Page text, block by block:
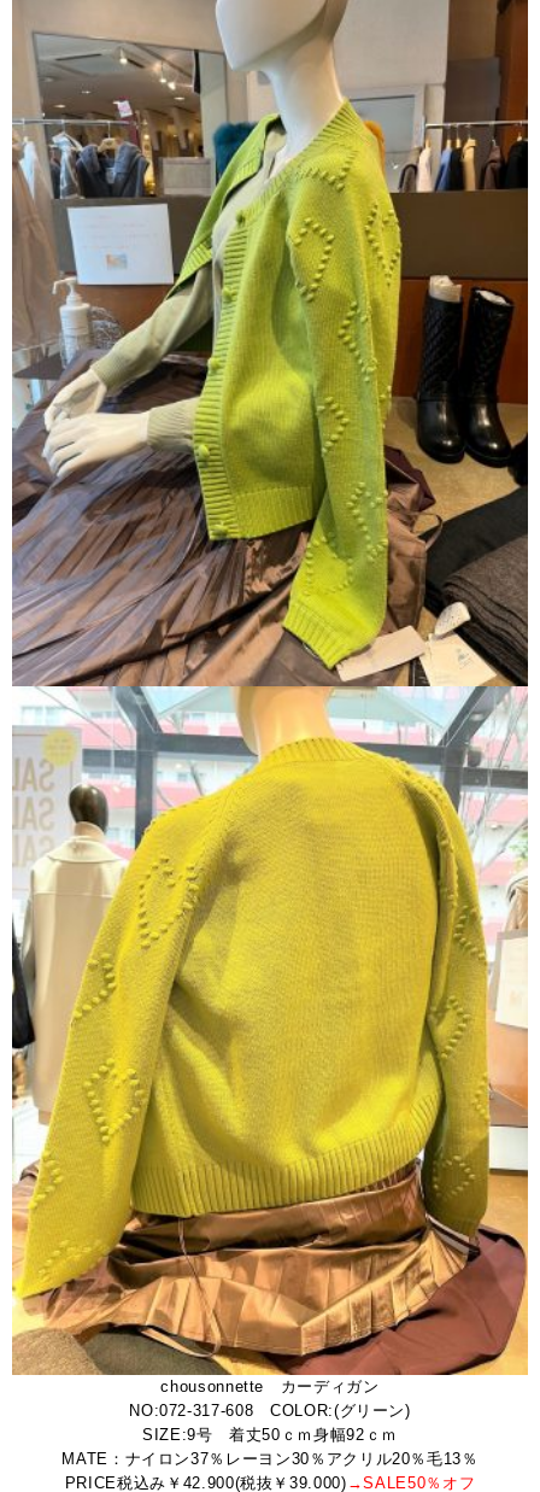
chousonnette カーディガン
NO:072-317-608 COLOR:(グリーン)
SIZE:9号 着丈50ｃｍ身幅92ｃｍ
MATE：ナイロン37％レーヨン30％アクリル20％毛13％
PRICE税込み￥42.900(税抜￥39.000) →SALE50％オフ